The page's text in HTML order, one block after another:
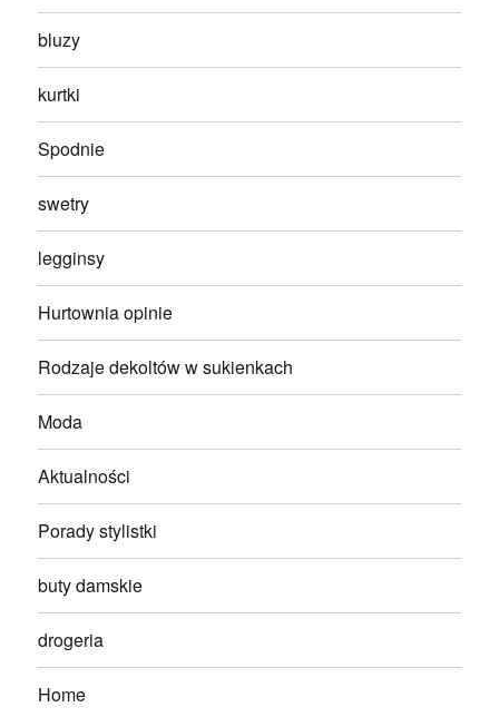
bluzy
kurtki
Spodnie
swetry
legginsy
Hurtownia opinie
Rodzaje dekoltów w sukienkach
Moda
Aktualności
Porady stylistki
buty damskie
drogeria
Home